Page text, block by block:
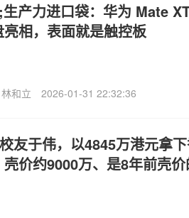
产力进口袋：华为 Mate
亮相，表面就是触控板
林和立 2026-01-31 22:32:36
友于伟，以4845万港元拿
壳价约9000万、是8年前壳